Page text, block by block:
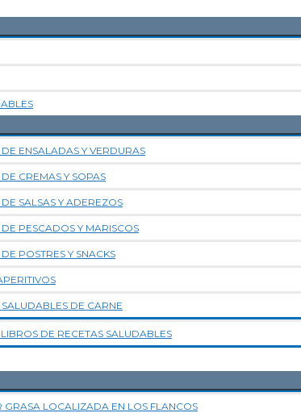
DE ENSALADAS Y VERDURAS
CREMAS Y SOPAS
SALSAS Y ADEREZOS
DE PESCADOS Y MARISCOS
POSTRES Y SNACKS
SALUDABLES DE CARNE
DE RECETAS SALUDABLES
GRASA LOCALIZADA EN LOS FLANCOS